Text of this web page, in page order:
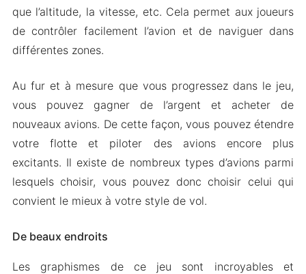
que l’altitude, la vitesse, etc. Cela permet aux joueurs
de contrôler facilement l’avion et de naviguer dans
différentes zones.
Au fur et à mesure que vous progressez dans le jeu,
vous pouvez gagner de l’argent et acheter de
nouveaux avions. De cette façon, vous pouvez étendre
votre flotte et piloter des avions encore plus
excitants. Il existe de nombreux types d’avions parmi
lesquels choisir, vous pouvez donc choisir celui qui
convient le mieux à votre style de vol.
De beaux endroits
Les graphismes de ce jeu sont incroyables et